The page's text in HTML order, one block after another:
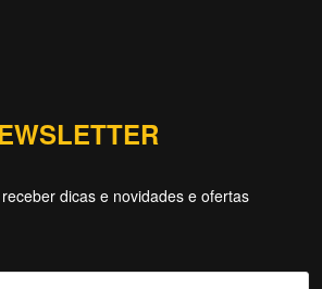
dicas e novidades e ofertas
Forti Firewall